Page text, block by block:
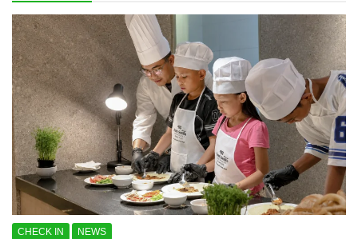
CHECK IN NEWS